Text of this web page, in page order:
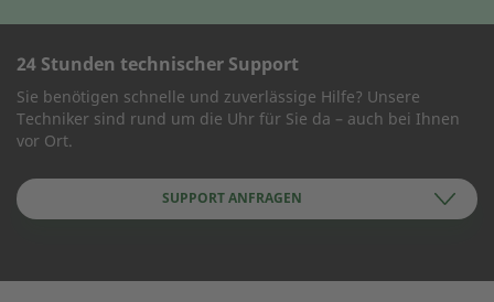
KONTAKT AUFNEHMEN
Wie können wir Ihnen helfen?
24 Stunden technischer Support
Sie benötigen schnelle und zuverlässige Hilfe? Unsere
Techniker sind rund um die Uhr für Sie da – auch bei Ihnen
vor Ort.
SUPPORT ANFRAGEN